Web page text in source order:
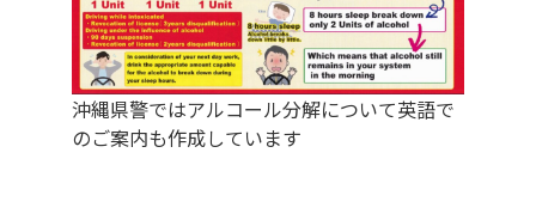
沖縄県警ではアルコール分解について英語で
のご案内も作成しています